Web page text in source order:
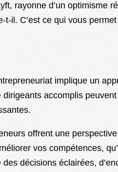
rayonne d’un optimisme
il. C’est ce qui vous
implique un
accomplis
offrent une
vos compétences,
décisions éclairées,